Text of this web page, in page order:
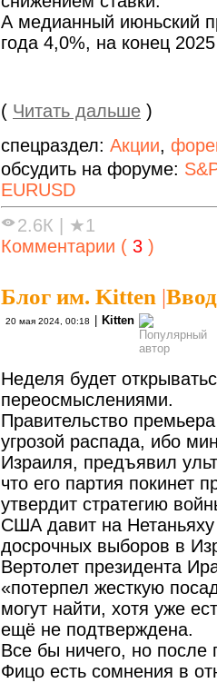
А медианный июньский
года 4,0%, на конец
( Читать дальше )
спецраздел: Акции,
обсудить на форуме:
EURUSD
2.6К
★1
Комментарии ( 3 )
Блог им. Kitten |
20 мая 2024, 00:18 Kitten
Неделя будет
переосмыслениями.
Правительство
угрозой распада, ибо
Израиля, предъявил
что его партия покинет
утвердит стратегию
США давит на Нетаньяху
досрочных выборов в
Вертолет президента
«потерпел жесткую
могут найти, хотя уже
ещё не подтверждена.
Все бы ничего, но
Фицо есть сомнения в